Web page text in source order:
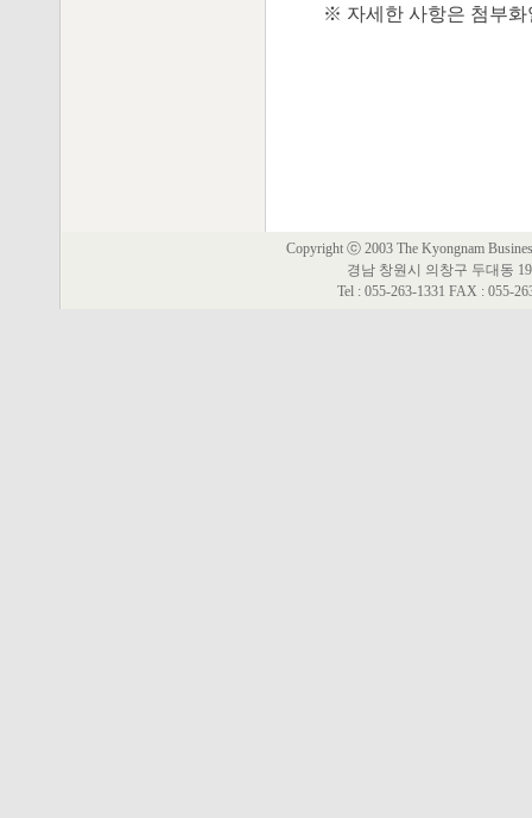
※ 자세한 사항은 첨부화
Copyright ⓒ 2003 The Kyongnam
경남 창원시 의창구 두대동
Tel : 055-263-1331 FAX : 055-